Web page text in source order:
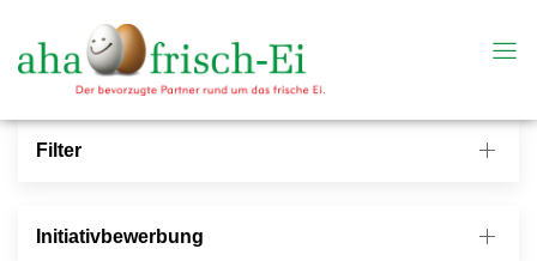
Filter
Initiativbewerbung